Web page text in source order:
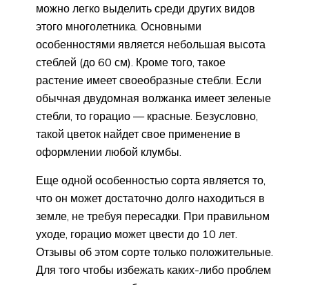
можно легко выделить среди других видов
этого многолетника. Основными
особенностями является небольшая высота
стеблей (до 60 см). Кроме того, такое
растение имеет своеобразные стебли. Если
обычная двудомная волжанка имеет зеленые
стебли, то горацио — красные. Безусловно,
такой цветок найдет свое применение в
оформлении любой клумбы.
Еще одной особенностью сорта является то,
что он может достаточно долго находиться в
земле, не требуя пересадки. При правильном
уходе, горацио может цвести до 10 лет.
Отзывы об этом сорте только положительные.
Для того чтобы избежать каких-либо проблем